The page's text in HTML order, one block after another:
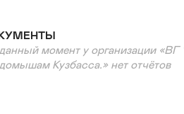
момент у организации
Кузбасса.» нет отчётов